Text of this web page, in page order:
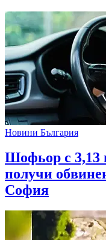
Новини България
Шофьор с 3,13
получи
София